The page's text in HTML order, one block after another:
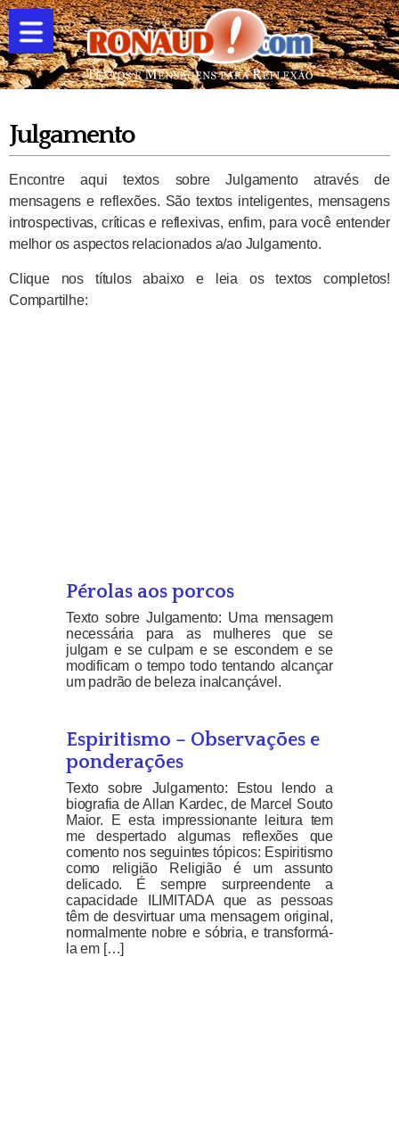
Julgamento
Encontre aqui textos sobre Julgamento através de
mensagens e reflexões. São textos inteligentes, mensagens
introspectivas, críticas e reflexivas, enfim, para você entender
melhor os aspectos relacionados a/ao Julgamento.
Clique nos títulos abaixo e leia os textos completos!
Compartilhe:
Pérolas aos porcos
Texto sobre Julgamento: Uma mensagem
necessária para as mulheres que se
julgam e se culpam e se escondem e se
modificam o tempo todo tentando alcançar
um padrão de beleza inalcançável.
Espiritismo – Observações e
ponderações
Texto sobre Julgamento: Estou lendo a
biografia de Allan Kardec, de Marcel Souto
Maior. E esta impressionante leitura tem
me despertado algumas reflexões que
comento nos seguintes tópicos: Espiritismo
como religião Religião é um assunto
delicado. É sempre surpreendente a
capacidade ILIMITADA que as pessoas
têm de desvirtuar uma mensagem original,
normalmente nobre e sóbria, e transformá-
la em […]